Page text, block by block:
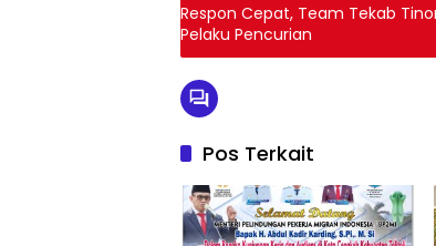
Respon Cepat, Team Tekab
Pelaku Pencurian
Pos Terkait